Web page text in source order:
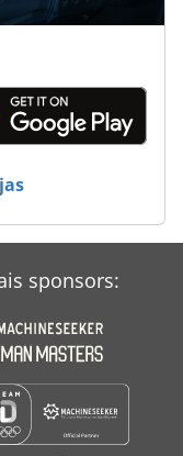
sponsors: